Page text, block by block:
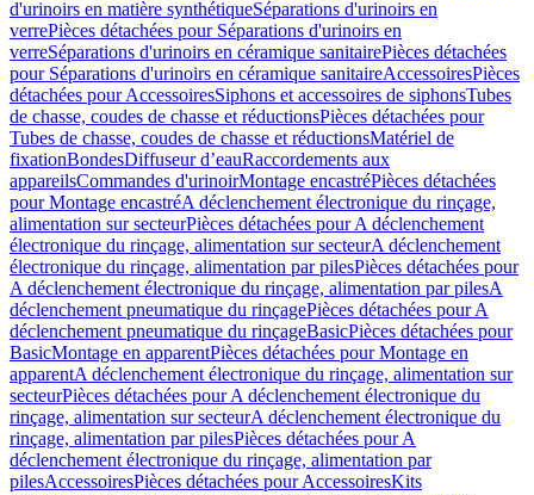
d'urinoirs en matière synthétiqueSéparations d'urinoirs en
verrePièces détachées pour Séparations d'urinoirs en
verreSéparations d'urinoirs en céramique sanitairePièces détachées
pour Séparations d'urinoirs en céramique sanitaireAccessoiresPièces
détachées pour AccessoiresSiphons et accessoires de siphonsTubes
de chasse, coudes de chasse et réductionsPièces détachées pour
Tubes de chasse, coudes de chasse et réductionsMatériel de
fixationBondesDiffuseur d’eauRaccordements aux
appareilsCommandes d'urinoirMontage encastréPièces détachées
pour Montage encastréA déclenchement électronique du rinçage,
alimentation sur secteurPièces détachées pour A déclenchement
électronique du rinçage, alimentation sur secteurA déclenchement
électronique du rinçage, alimentation par pilesPièces détachées pour
A déclenchement électronique du rinçage, alimentation par pilesA
déclenchement pneumatique du rinçagePièces détachées pour A
déclenchement pneumatique du rinçageBasicPièces détachées pour
BasicMontage en apparentPièces détachées pour Montage en
apparentA déclenchement électronique du rinçage, alimentation sur
secteurPièces détachées pour A déclenchement électronique du
rinçage, alimentation sur secteurA déclenchement électronique du
rinçage, alimentation par pilesPièces détachées pour A
déclenchement électronique du rinçage, alimentation par
pilesAccessoiresPièces détachées pour AccessoiresKits